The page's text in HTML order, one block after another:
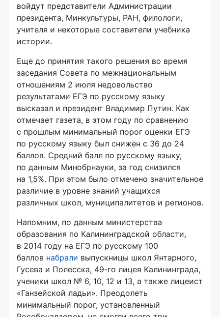
войдут представители Администрации
президента, Минкультуры, РАН, филологи,
учителя и некоторые составители учебника
истории.
Еще до принятия такого решения во время
заседания Совета по межнациональным
отношениям 2 июля недовольство
результатами ЕГЭ по русскому языку
высказал и президент Владимир Путин. Как
отмечает газета, в этом году по сравнению
с прошлым минимальный порог оценки ЕГЭ
по русскому языку был снижен с 36 до 24
баллов. Средний балл по русскому языку,
по данным Минобрнауки, за год снизился
на 1,5%. При этом было отмечено значительное
различие в уровне знаний учащихся
различных школ, муниципалитетов и регионов.
Напомним, по данным министерства
образования по Калининградской области,
в 2014 году на ЕГЭ по русскому 100
баллов набрали выпускницы школ Янтарного,
Гусева и Полесска, 49-го лицея Калининграда,
ученики школ № 6, 10, 12 и 13, а также лицеист
«Ганзейской ладьи». Преодолеть
минимальный порог, установленный